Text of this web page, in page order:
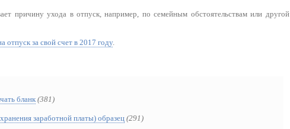
причину ухода в отпуск, например, по семейным обстоятельствам или другой
отпуск за свой счет в 2017 году.
бланк(381)
заработной платы) образец(291)